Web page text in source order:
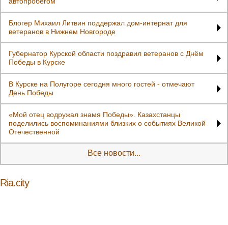
Блогер Михаил Литвин поддержал дом-интернат для
ветеранов в Нижнем Новгороде
Губернатор Курской области поздравил ветеранов с Днём
Победы в Курске
В Курске на Полугоре сегодня много гостей - отмечают
День Победы
«Мой отец водружал знамя Победы». Казахстанцы
поделились воспоминаниями близких о событиях Великой
Отечественной
Все новости...
Ria.city